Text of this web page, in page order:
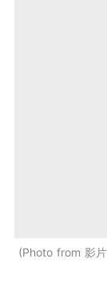
Photo from 影